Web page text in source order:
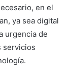
en el
ya sea digital
urgencia de
servicios